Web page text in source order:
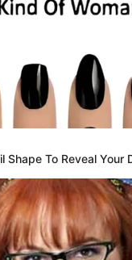
ને Subscribe કરો
મેયરને જોતા જ 3
લોકોનો બાટલો ફાટ્યો
2 weeks ago
Shape To Reveal Your